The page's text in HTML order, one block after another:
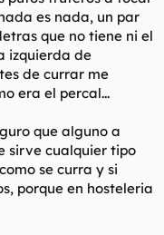
es nada, un par
que no tiene ni el
izquierda de
de currar me
era el percal...
que alguno a
sirve cualquier tipo
se curra y si
porque en hosteleria